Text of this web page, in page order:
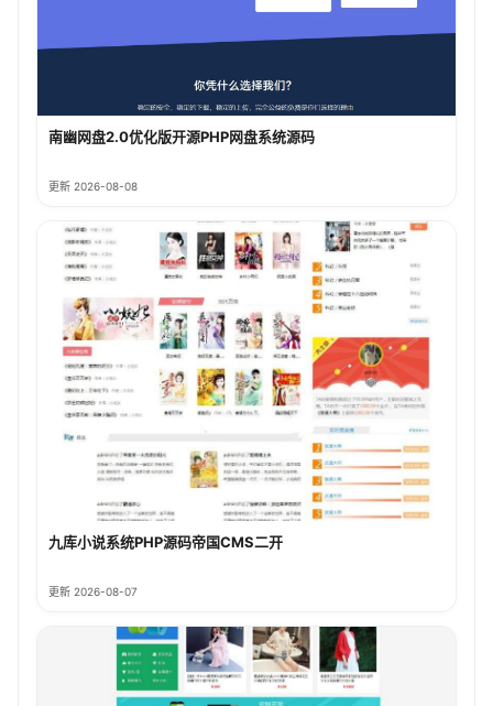
南幽网盘2.0优化版开源PHP网盘系统源码
更新 2026-08-08
九库小说系统PHP源码帝国CMS二开
更新 2026-08-07